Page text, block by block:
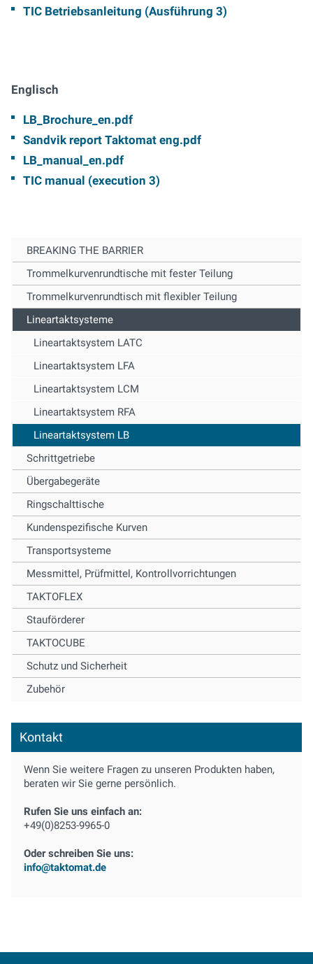
TIC Betriebsanleitung (Ausführung 3)
Englisch
LB_Brochure_en.pdf
Sandvik report Taktomat eng.pdf
LB_manual_en.pdf
TIC manual (execution 3)
BREAKING THE BARRIER
Trommelkurvenrundtische mit fester Teilung
Trommelkurvenrundtisch mit flexibler Teilung
Lineartaktsysteme
Lineartaktsystem LATC
Lineartaktsystem LFA
Lineartaktsystem LCM
Lineartaktsystem RFA
Lineartaktsystem LB
Schrittgetriebe
Übergabegeräte
Ringschalttische
Kundenspezifische Kurven
Transportsysteme
Messmittel, Prüfmittel, Kontrollvorrichtungen
TAKTOFLEX
Stauförderer
TAKTOCUBE
Schutz und Sicherheit
Zubehör
Kontakt
Wenn Sie weitere Fragen zu unseren Produkten haben,
beraten wir Sie gerne persönlich.
Rufen Sie uns einfach an:
+49(0)8253-9965-0
Oder schreiben Sie uns:
info@taktomat.de